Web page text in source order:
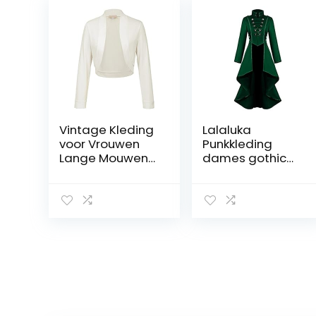
Vintage Kleding
voor Vrouwen
Lange Mouwen
Bolero Jassen
Lalaluka
Punkkleding
dames gothic
steampunk